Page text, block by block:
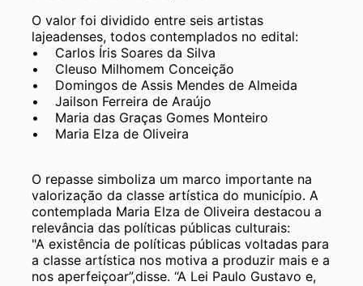
O valor foi dividido entre seis artistas
lajeadenses, todos contemplados no edital:
• Carlos Íris Soares da Silva
• Cleuso Milhomem Conceição
• Domingos de Assis Mendes de Almeida
• Jailson Ferreira de Araújo
• Maria das Graças Gomes Monteiro
• Maria Elza de Oliveira
O repasse simboliza um marco importante na
valorização da classe artística do município. A
contemplada Maria Elza de Oliveira destacou a
relevância das políticas públicas culturais:
"A existência de políticas públicas voltadas para
a classe artística nos motiva a produzir mais e a
nos aperfeiçoar”,disse. “A Lei Paulo Gustavo e,